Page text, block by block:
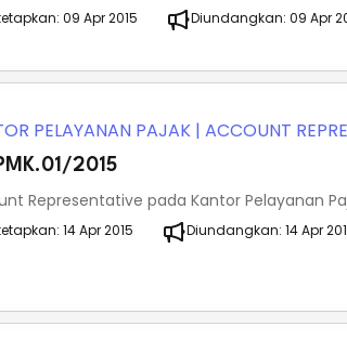
09 Apr 2015 Diundangkan:09 Apr
PELAYANAN PAJAK |ACCOUNT
2015
Representative pada Kantor Pelayanan
14 Apr 2015 Diundangkan:14 Apr